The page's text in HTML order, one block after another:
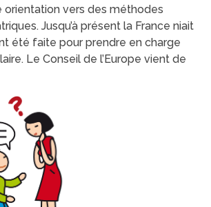
orientation vers des méthodes
Jusqu’à présent la France niait
été faite pour prendre en charge
Le Conseil de l’Europe vient de